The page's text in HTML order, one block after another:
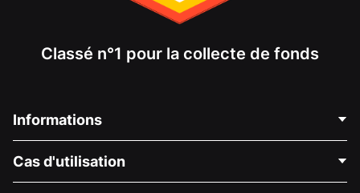
Classé n°1 pour la collecte de fonds
Informations
À propos de nous
Cas d'utilisation